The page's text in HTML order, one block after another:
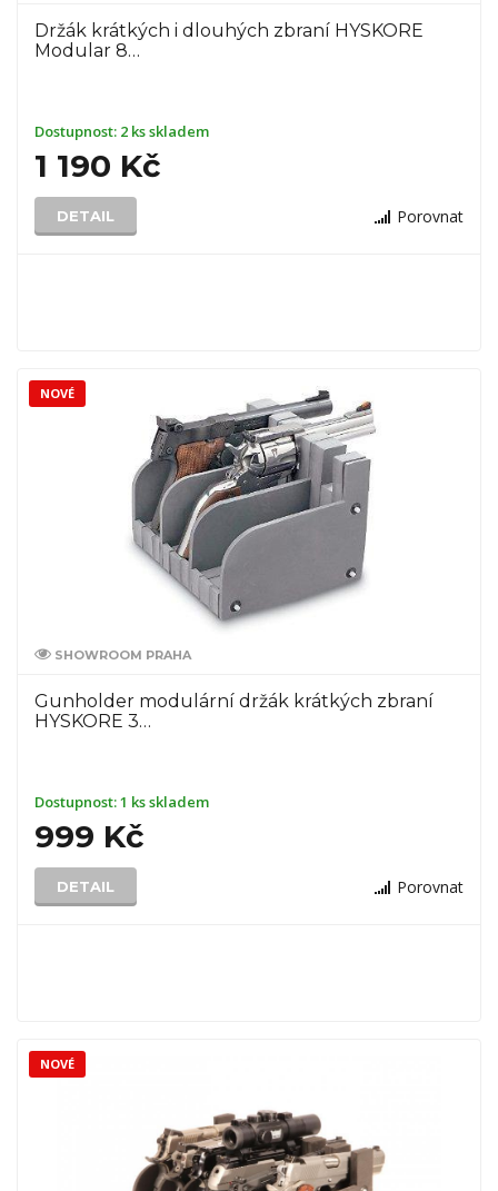
Držák krátkých i dlouhých zbraní HYSKORE
Modular 8…
Dostupnost: 2 ks skladem
1 190 Kč
DETAIL Porovnat
SHOWROOM PRAHA
Gunholder modulární držák krátkých zbraní
HYSKORE 3…
Dostupnost:1 ks skladem
999 Kč
DETAIL Porovnat
NOVÉ
NOVÉ